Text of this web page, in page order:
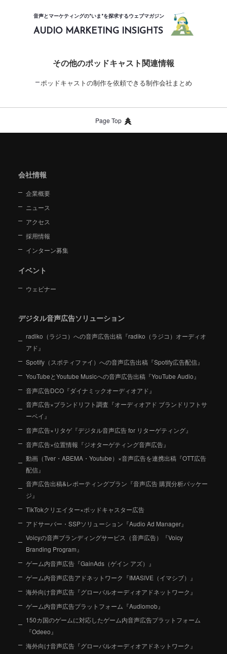
音声とマーケティングの"いま"を探求するウェブマガジン
AUDIO MARKETING INSIGHTS
その他のポッドキャスト関連情報
ポッドキャストの制作を依頼できる制作会社まとめ
Page Top
会社情報
企業概要
ニュース
アクセス
採用情報
インターン募集
イベント
ウェビナー
デジタル音声広告ソリューション
radiko（ラジコ）への音声広告出稿『radiko（ラジコ）オーディオ
アド』
Spotify（スポティファイ）への音声広告出稿『Spotify広告配信』
YouTubeとYoutube Musicへの音声広告出稿『YouTube Audio』
音声広告DCO『ダイナミックオーディオアド』
音声広告×ブランドリフト調査『オーディオアド ブランドリフトサ
ーベイ』
音声広告×リタゲ『デジタル音声広告 for リターゲティング』
音声広告×位置情報『ジオターゲティング音声広告』
動画（Tver・ABEMA・Youtube）×音声広告を連携出稿『OTT広告
配信』
音声広告出稿&レポーティングプラン『音声広告 購買分析パッケー
ジ』
TikTokクリエイター×ポッドキャスター広告
アドサーバー・SSPソリューション『Audio Ad Manager』
Voicyの音声ブランディングサービス（音声広告）『Voicy
Branding Program』
ゲーム内音声広告『GainAds（ゲイン アズ）』
ゲーム内音声広告アドネットワーク『IMASIVE（イマシブ）』
海外向け音声広告『グローバルオーディオアドネットワーク』
ゲーム内音声広告プラットフォーム『Audiomob』
150カ国のゲームに対応したゲーム内音声広告プラットフォーム
『Odeeo』
海外向け音声広告『グローバルオーディオアドネットワーク』